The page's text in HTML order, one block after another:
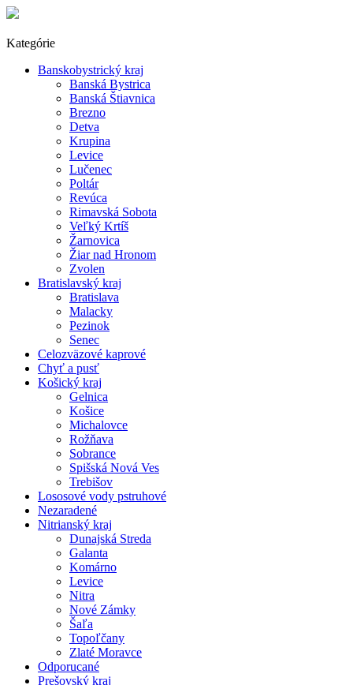
Kategórie
Banskobystrický kraj
Banská Bystrica
Banská Štiavnica
Brezno
Detva
Krupina
Levice
Lučenec
Poltár
Revúca
Rimavská Sobota
Veľký Krtíš
Žarnovica
Žiar nad Hronom
Zvolen
Bratislavský kraj
Bratislava
Malacky
Pezinok
Senec
Celozväzové kaprové
Chyť a pusť
Košický kraj
Gelnica
Košice
Michalovce
Rožňava
Sobrance
Spišská Nová Ves
Trebišov
Lososové vody pstruhové
Nezaradené
Nitrianský kraj
Dunajská Streda
Galanta
Komárno
Levice
Nitra
Nové Zámky
Šaľa
Topoľčany
Zlaté Moravce
Odporucané
Prešovský kraj